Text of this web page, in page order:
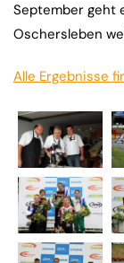
September geht
Oschersleben
Alle Ergebnisse